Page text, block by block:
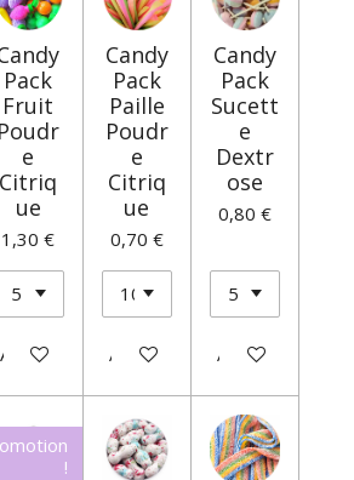
Pack
Fruit
Poudr
e
Citriq
ue
1,30 €
Ajouter au panier
Candy
Pack
Paille
Poudr
e
Citriq
ue
0,70 €
Ajouter au panier
Candy
Pack
Sucett
e
Dextr
ose
0,80 €
Ajouter au
!